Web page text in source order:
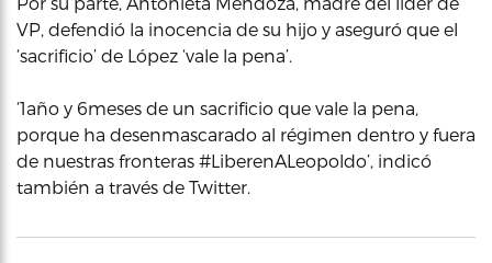
VP, defendió la inocencia de su hijo y aseguró que el
‘sacrificio’ de López ‘vale la pena’.
‘1año y 6meses de un sacrificio que vale la pena,
porque ha desenmascarado al régimen dentro y fuera
de nuestras fronteras #LiberenALeopoldo’, indicó
también a través de Twitter.